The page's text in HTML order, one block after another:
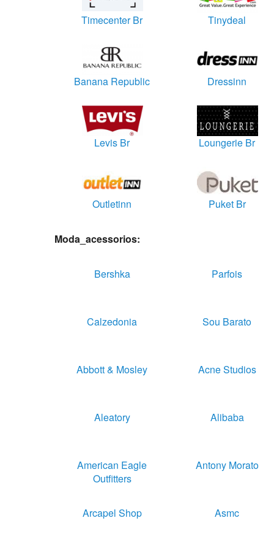
Timecenter Br Tinydeal
Banana Republic Dressinn
Levis Br Loungerie Br
Outletinn Puket Br
Moda_acessorios:
Bershka Parfois
Calzedonia Sou Barato
Abbott & Mosley Acne Studios
Aleatory Alibaba
American Eagle
Outfitters
Antony Morato
Arcapel Shop Asmc